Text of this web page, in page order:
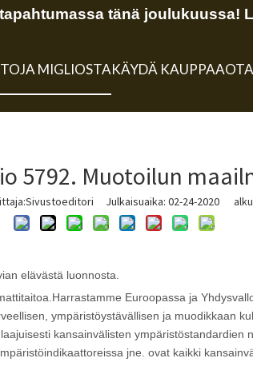
tänä
MIGLIOSTAKÄYDÄ KAUPPAA
5792. Muotoilun
Julkaisuaika: 02-24-2020
elävästä luonnosta.
Euroopassa ja
ympäristöystävällisen ja muodikkaan
kansainvälisten ympäristöstandardien
jne. ovat kaikki